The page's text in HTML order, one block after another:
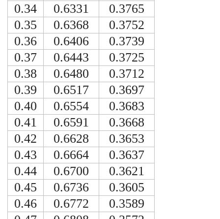
0.34
0.6331
0.3765
0.35
0.6368
0.3752
0.36
0.6406
0.3739
0.37
0.6443
0.3725
0.38
0.6480
0.3712
0.39
0.6517
0.3697
0.40
0.6554
0.3683
0.41
0.6591
0.3668
0.42
0.6628
0.3653
0.43
0.6664
0.3637
0.44
0.6700
0.3621
0.45
0.6736
0.3605
0.46
0.6772
0.3589